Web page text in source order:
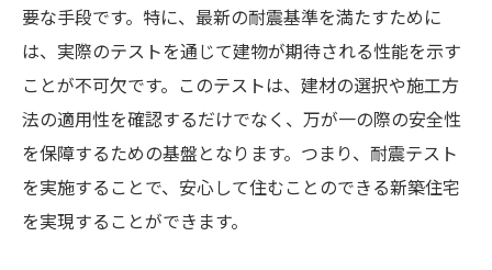
要な手段です。特に、最新の耐震基準を満たすために
は、実際のテストを通じて建物が期待される性能を示す
ことが不可欠です。このテストは、建材の選択や施工方
法の適用性を確認するだけでなく、万が一の際の安全性
を保障するための基盤となります。つまり、耐震テスト
を実施することで、安心して住むことのできる新築住宅
を実現することができます。